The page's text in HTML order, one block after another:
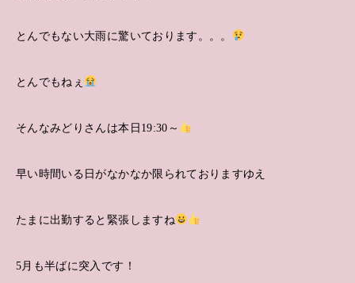
とんでもない大雨に驚いております。。。
とんでもねぇ
そんなみどりさんは本日19:30～
早い時間いる日がなかなか限られておりますゆえ
たまに出勤すると緊張しますね
5月も半ばに突入です！